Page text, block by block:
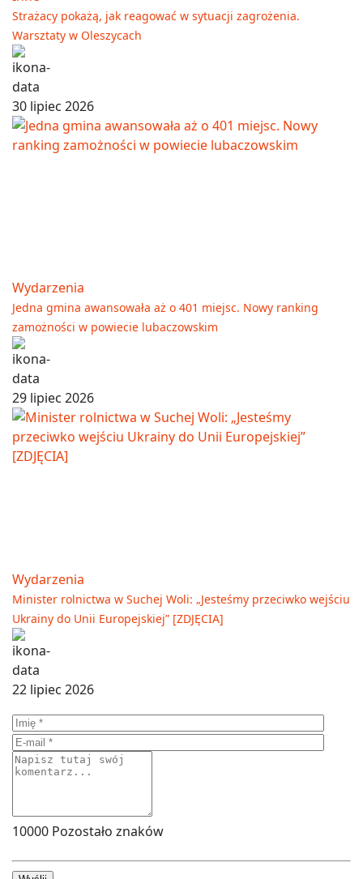
Strażacy pokażą, jak reagować w sytuacji zagrożenia.
Warsztaty w Oleszycach
30 lipiec 2026
Wydarzenia
Jedna gmina awansowała aż o 401 miejsc. Nowy ranking
zamożności w powiecie lubaczowskim
29 lipiec 2026
Wydarzenia
Minister rolnictwa w Suchej Woli: „Jesteśmy przeciwko wejściu
Ukrainy do Unii Europejskiej” [ZDJĘCIA]
22 lipiec 2026
10000 Pozostało znaków